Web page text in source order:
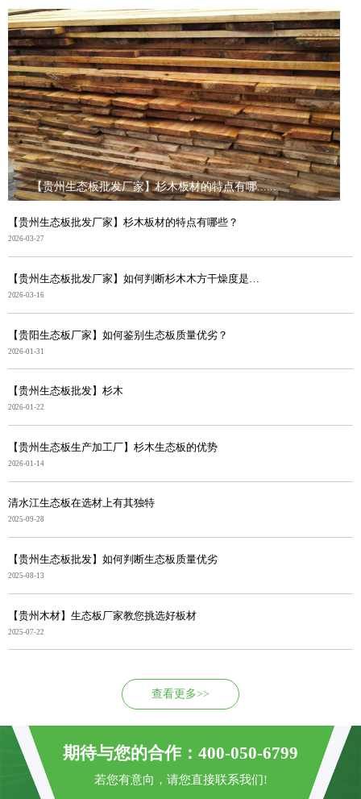
【贵州生态板批发厂家】杉木板材的特点有哪......
【贵州生态板批发厂家】杉木板材的特点有哪些？
2026-03-27
2026-03-16
【贵阳生态板厂家】如何鉴别生态板质量优劣？
2026-01-31
【贵州生态板批发】杉木
2026-01-22
【贵州生态板生产加工厂】杉木生态板的优势
2026-01-14
清水江生态板在选材上有其独特
2025-09-28
【贵州生态板批发】如何判断生态板质量优劣
2025-08-13
【贵州木材】生态板厂家教您挑选好板材
2025-07-22
查看更多>>
期待与您的合作：400-050-6799
若您有意向，请您直接联系我们!